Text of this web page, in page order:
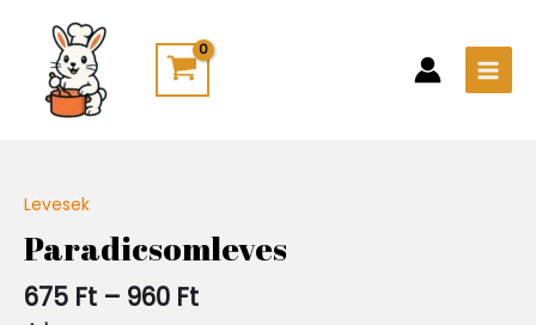
content
Levesek
Paradicsomleves
675 Ft – 960 Ft
675 Ft
-
960 Ft